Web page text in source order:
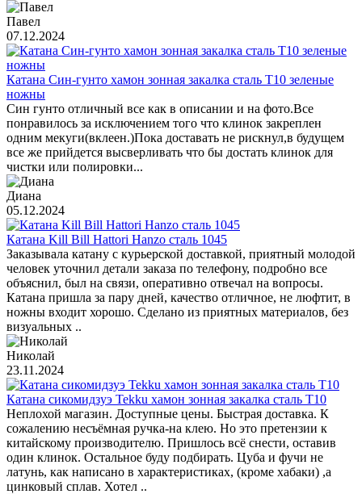
Павел
07.12.2024
Катана Син-гунто хамон зонная закалка сталь T10 зеленые
ножны
Син гунто отличный все как в описании и на фото.Все
понравилось за исключением того что клинок закреплен
одним мекуги(вклеен.)Пока доставать не рискнул,в будущем
все же прийдется высверливать что бы достать клинок для
чистки или полировки...
Диана
05.12.2024
Катана Kill Bill Hattori Hanzo сталь 1045
Заказывала катану с курьерской доставкой, приятный молодой
человек уточнил детали заказа по телефону, подробно все
объяснил, был на связи, оперативно отвечал на вопросы.
Катана пришла за пару дней, качество отличное, не люфтит, в
ножны входит хорошо. Сделано из приятных материалов, без
визуальных ..
Николай
23.11.2024
Катана сикомидзуэ Tekku хамон зонная закалка сталь T10
Неплохой магазин. Доступные цены. Быстрая доставка. К
сожалению несъёмная ручка-на клею. Но это претензии к
китайскому производителю. Пришлось всё снести, оставив
один клинок. Остальное буду подбирать. Цуба и фучи не
латунь, как написано в характеристиках, (кроме хабаки) ,а
цинковый сплав. Хотел ..